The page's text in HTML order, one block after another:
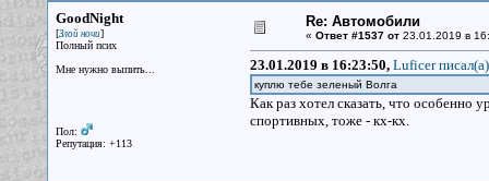
GoodNight
[Злой ночи]
Полный псих
Мне нужно выпить...
Пол:
Репутация: +113
Re: Автомобили
« Ответ #1537 от23.01.2019 в
23.01.2019 в 16:23:50, Luficer писал(a)
куплю тебе зеленый Волга
Как раз хотел сказать, что особенно
спортивных, тоже - кх-кх.